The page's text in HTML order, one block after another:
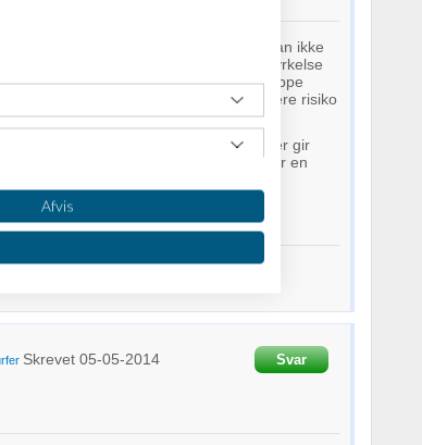
14 dages returret når der betales kan ikke
med kunne jo også ses som en styrkelse
os overtale til at købe via nettet og droppe
mere sikkert. Der tilføres ikke yderligere risiko
for forbrugerne.
må leve med, at der sættes regler der gir
kan ikke forestille mig ret mange der har en
burde måske være 75
- letlæsteI LINK HER
Skrevet 05-05-2014
Svar
Afvis